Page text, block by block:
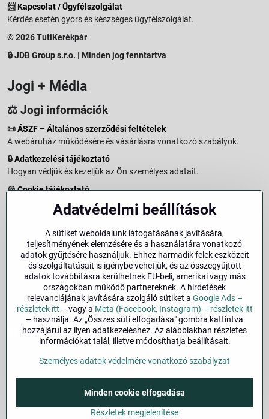
📨Kapcsolat / Ügyfélszolgálat
Kérdés esetén gyors és készséges ügyfélszolgálat.
© 2026 TutiKerékpár
🔒 JDB Group s.r.o. | Minden jog fenntartva
Jogi + Média
⚖️ Jogi információk
📜ÁSZF – Általános szerződési feltételek
A webáruház működésére és vásárlásra vonatkozó szabályok.
🔒Adatkezelési tájékoztató
Hogyan védjük és kezeljük az Ön személyes adatait.
🍪Cookie tájékoztató
A weboldalon használt sütikről és adatkezelésről.
Vásárlástól való elállás menete és feltételei.
Elállás a szerződéstől
Impresszum
Üzemeltetői adatok és jogi tudnivalók.
🔐Biztonság
Facebook Instagram
Adatvédelmi beállítások
Személyes adatok védelmére vonatkozó szabályzat
A megrendelés állapota
Adatvédelmi beállítások
A sütiket weboldalunk látogatásának javítására,
teljesítményének elemzésére és a használatára vonatkozó
adatok gyűjtésére használjuk. Ehhez harmadik felek eszközeit
és szolgáltatásait is igénybe vehetjük, és az összegyűjtött
adatok továbbításra kerülhetnek EU-beli, amerikai vagy más
országokban működő partnereknek. A hirdetések
relevanciájának javítására szolgáló sütiket a Google Ads –
részletek itt – vagy a Meta (Facebook, Instagram) – részletek itt
– használja. Az „Összes süti elfogadása" gombra kattintva
hozzájárul az ilyen adatkezeléshez. Az alábbiakban részletes
információkat talál, illetve módosíthatja beállításait.
Személyes adatok védelmére vonatkozó szabályzat
Részletek megjelenítése
Minden cookie elfogadása